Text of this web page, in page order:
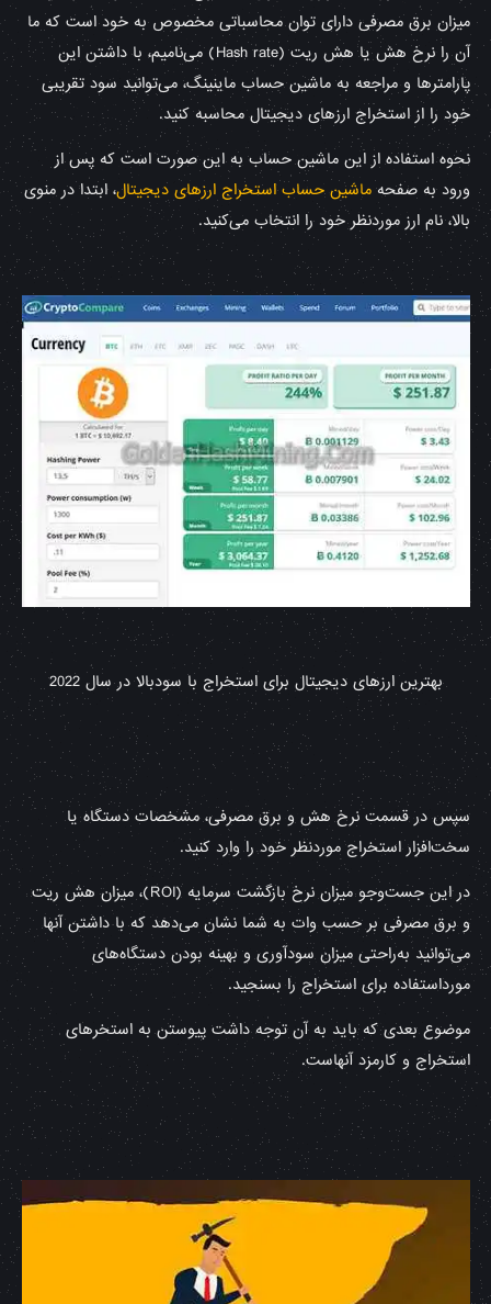
میزان برق مصرفی دارای توان محاسباتی مخصوص به خود است که ما
آن را نرخ هش یا هش ریت (Hash rate) می‌نامیم، با داشتن این
پارامترها و مراجعه به ماشین حساب ماینینگ، می‌توانید سود تقریبی
خود را از استخراج ارزهای دیجیتال محاسبه کنید.
نحوه استفاده از این ماشین حساب به این صورت است که پس از
ورود به صفحهماشین حساب استخراج ارزهای دیجیتال، ابتدا در منوی
بالا، نام ارز موردنظر خود را انتخاب می‌کنید.
بهترین ارزهای دیجیتال برای استخراج با سودبالا در سال 2022
سپس در قسمت نرخ هش و برق مصرفی، مشخصات دستگاه یا
سخت‌افزار استخراج موردنظر خود را وارد کنید.
در این جست‌وجو میزان نرخ بازگشت سرمایه (ROI)، میزان هش ریت
و برق مصرفی بر حسب وات به شما نشان می‌دهد که با داشتن آنها
می‌توانید به‌راحتی میزان سودآوری و بهینه بودن دستگاه‌های
مورداستفاده برای استخراج را بسنجید.
موضوع بعدی که باید به آن توجه داشت پیوستن به استخرهای
استخراج و کارمزد آنهاست.